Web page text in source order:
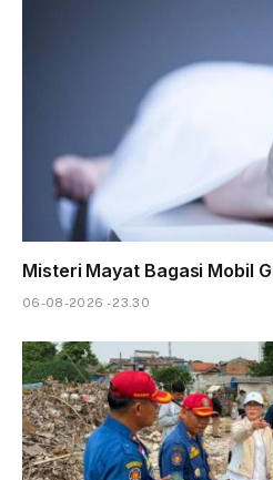
Misteri Mayat Bagasi Mobil
06-08-2026 - 23.30